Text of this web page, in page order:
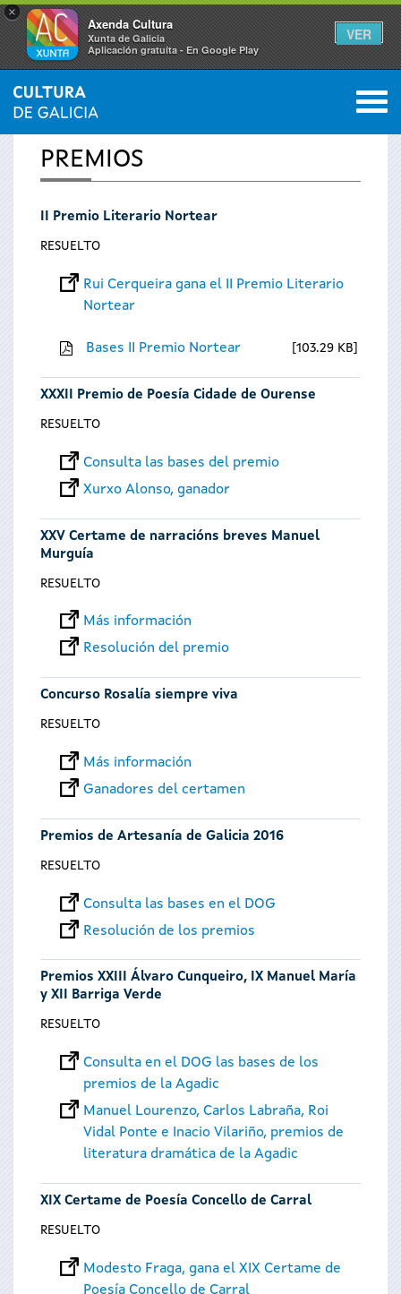
×
Axenda Cultura
Xunta de Galicia
Aplicación gratuíta - En Google Play
VER
Se
encuentra
usted
INICIO 0
PREMIOS
II Premio Literario Nortear
RESUELTO
Rui Cerqueira gana el II Premio Literario
Nortear
Bases II Premio Nortear 103.29 KB
XXXII Premio de Poesía Cidade de Ourense
RESUELTO
Consulta las bases del premio
Xurxo Alonso, ganador
XXV Certame de narracións breves Manuel
Murguía
RESUELTO
Más información
Resolución del premio
Concurso Rosalía siempre viva
RESUELTO
Más información
Ganadores del certamen
Premios de Artesanía de Galicia 2016
RESUELTO
Consulta las bases en el DOG
Resolución de los premios
Premios XXIII Álvaro Cunqueiro, IX Manuel María
y XII Barriga Verde
RESUELTO
Consulta en el DOG las bases de los
premios de la Agadic
Manuel Lourenzo, Carlos Labraña, Roi
Vidal Ponte e Inacio Vilariño, premios de
literatura dramática de la Agadic
XIX Certame de Poesía Concello de Carral
RESUELTO
Modesto Fraga, gana el XIX Certame de
Poesía Concello de Carral